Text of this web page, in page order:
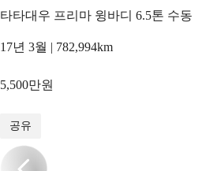
타타대우 프리마 윙바디 6.5톤 수동
17년 3월 | 782,994km
5,500만원
공유
/10